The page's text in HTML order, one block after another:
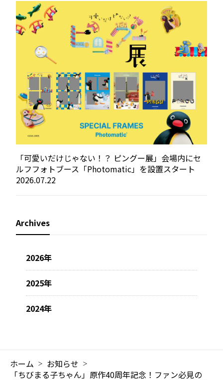
「可愛いだけじゃない！？ ピングー展」会場内にセ
ルフフォトブース「Photomatic」を設置スタート
2026.07.22
Archives
2026年
2025年
2024年
ホーム
お知らせ
「ちびまる子ちゃん」原作40周年記念！ファン必見の